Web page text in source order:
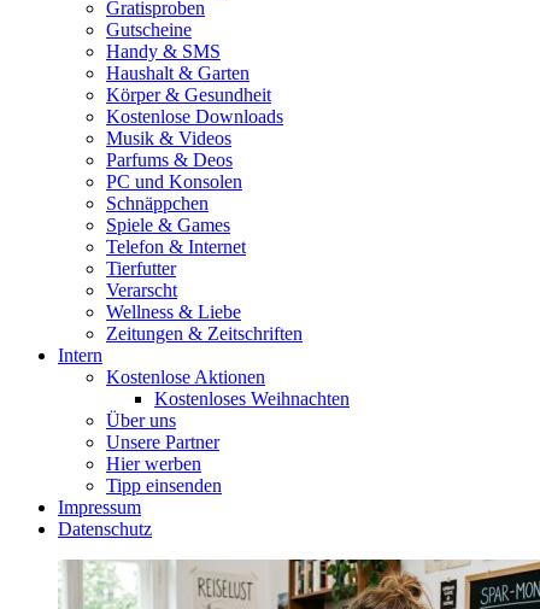
Gratisproben
Gutscheine
Handy & SMS
Haushalt & Garten
Körper & Gesundheit
Kostenlose Downloads
Musik & Videos
Parfums & Deos
PC und Konsolen
Schnäppchen
Spiele & Games
Telefon & Internet
Tierfutter
Verarscht
Wellness & Liebe
Zeitungen & Zeitschriften
Intern
Kostenlose Aktionen
Kostenloses Weihnachten
Über uns
Unsere Partner
Hier werben
Tipp einsenden
Impressum
Datenschutz